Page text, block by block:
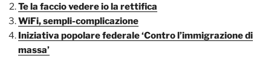
Te la faccio vedere io la rettifica
WiFi, sempli-complicazione
Iniziativa popolare federale ‘Contro l’immigrazione di
massa’